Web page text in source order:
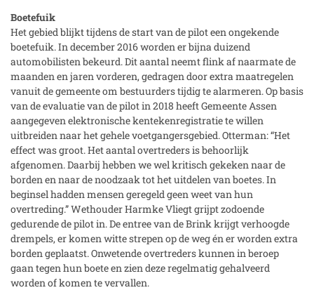
Boetefuik
Het gebied blijkt tijdens de start van de pilot een ongekende
boetefuik. In december 2016 worden er bijna duizend
automobilisten bekeurd. Dit aantal neemt flink af naarmate de
maanden en jaren vorderen, gedragen door extra maatregelen
vanuit de gemeente om bestuurders tijdig te alarmeren. Op basis
van de evaluatie van de pilot in 2018 heeft Gemeente Assen
aangegeven elektronische kentekenregistratie te willen
uitbreiden naar het gehele voetgangersgebied. Otterman: “Het
effect was groot. Het aantal overtreders is behoorlijk
afgenomen. Daarbij hebben we wel kritisch gekeken naar de
borden en naar de noodzaak tot het uitdelen van boetes. In
beginsel hadden mensen geregeld geen weet van hun
overtreding.” Wethouder Harmke Vliegt grijpt zodoende
gedurende de pilot in. De entree van de Brink krijgt verhoogde
drempels, er komen witte strepen op de weg én er worden extra
borden geplaatst. Onwetende overtreders kunnen in beroep
gaan tegen hun boete en zien deze regelmatig gehalveerd
worden of komen te vervallen.